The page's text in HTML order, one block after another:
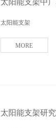
太阳能支架中
太阳能支架
MORE
太阳能支架研